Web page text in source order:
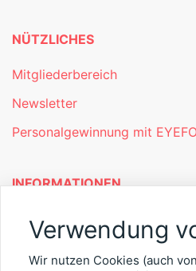
NÜTZLICHES
Mitgliederbereich
Newsletter
Personalgewinnung mit
INFORMATIONEN
Was ist EYEFOX – Ihre
Verwendung
Wir nutzen Cookies (auch